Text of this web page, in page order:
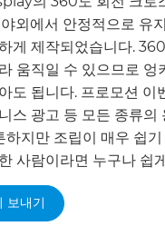
외에서 안정적으로 유
게 제작되었습니다.
움직일 수 있으므로
도 됩니다. 프로모션 이
스 광고 등 모든 종류의
하지만 조립이 매우 쉽
사람이라면 누구나 쉽
보내기